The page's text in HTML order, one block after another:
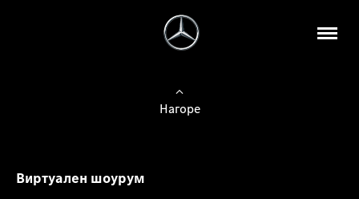
Нагоре
Виртуален шоурум